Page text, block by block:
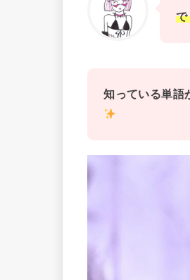
で
知っている単語